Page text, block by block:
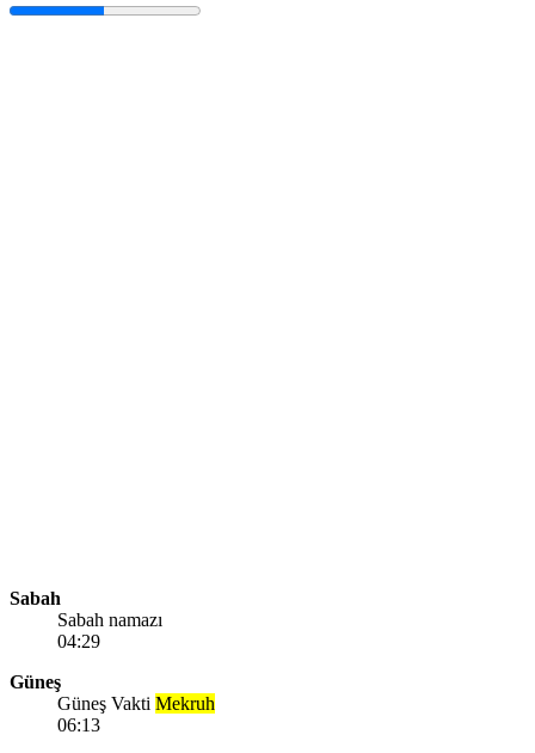
Sabah
Sabah namazı
04:29
Güneş
Güneş Vakti Mekruh
06:13